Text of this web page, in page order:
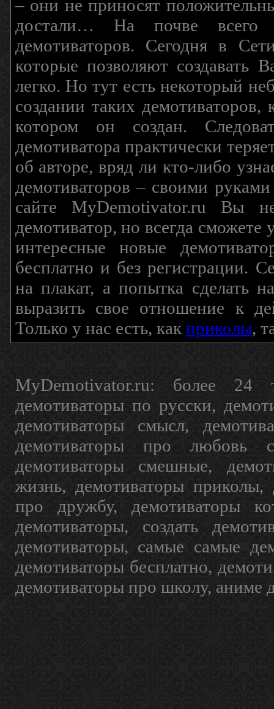
– они не приносят
достали… На почве всего
демотиваторов. Сегодня в
которые позволяют создавать
легко. Но тут есть некоторый
создании таких
котором он создан.
демотиватора практически
об авторе, вряд ли кто-либо
демотиваторов – своими
сайте MyDemotivator.ru Вы
демотиватор, но всегда сможете
интересные новые
бесплатно и без регистрации.
на плакат, а попытка
выразить свое отношение к
Только у нас есть, как приколы,
MyDemotivator.ru: более 24
демотиваторы по русски,
демотиваторы смысл,
демотиваторы про любовь
демотиваторы смешные,
жизнь, демотиваторы приколы,
про дружбу, демотиваторы
демотиваторы, создать
демотиваторы, самые самые
демотиваторы бесплатно,
демотиваторы про школу, аниме